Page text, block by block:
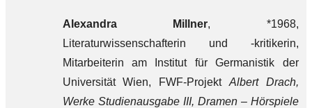
Alexandra Millner, *1968,
Literaturwissenschafterin und -kritikerin,
Mitarbeiterin am Institut für Germanistik der
Universität Wien, FWF-Projekt Albert Drach,
Werke Studienausgabe III, Dramen – Hörspiele